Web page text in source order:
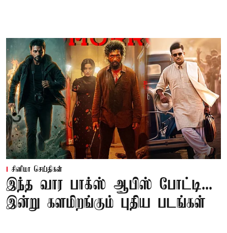
சினிமா செய்திகள்
இந்த வார பாக்ஸ் ஆபிஸ் போட்டி...
இன்று களமிறங்கும் புதிய படங்கள்